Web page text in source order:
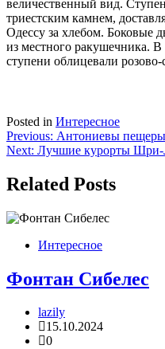
величественный вид.
триестским камнем,
Одессу за хлебом. Боковые
из местного ракушечника.
ступени облицевали
Posted in Интересное
Навигация
по
записям
Previous: Антониевы
Next: Лучшие курорты Шри-
Related Posts
Интересное
Фонтан Сибелес
lazily
15.10.2024
0